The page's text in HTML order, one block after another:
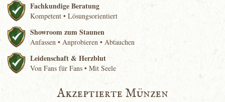
Fachkundige Beratung
Kompetent • Lösungsorientiert
Showroom zum Staunen
Anfassen • Anprobieren • Abtauchen
Leidenschaft & Herzblut
Von Fans für Fans • Mit Seele
Akzeptierte Münzen